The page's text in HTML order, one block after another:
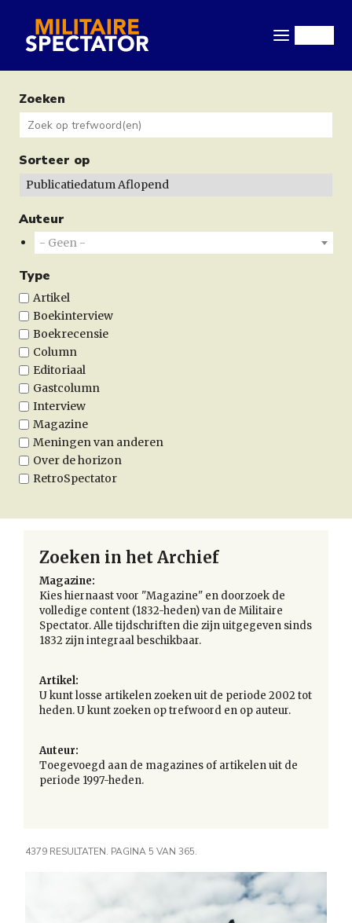
naar
gaanZoeken
Sorteer op
Auteur
- Geen -
Type
Artikel
Boekinterview
Boekrecensie
Column
Editoriaal
Gastcolumn
Interview
Magazine
Meningen van anderen
Over de horizon
RetroSpectator
Zoeken in het Archief
Magazine:
Kies hiernaast voor "Magazine" en doorzoek de
volledige content (1832-heden) van de Militaire
Spectator. Alle tijdschriften die zijn uitgegeven sinds
1832 zijn integraal beschikbaar.
Artikel:
U kunt losse artikelen zoeken uit de periode 2002 tot
heden. U kunt zoeken op trefwoord en op auteur.
Auteur:
Toegevoegd aan de magazines of artikelen uit de
periode 1997-heden.
4379 RESULTATEN. PAGINA 5 VAN 365.